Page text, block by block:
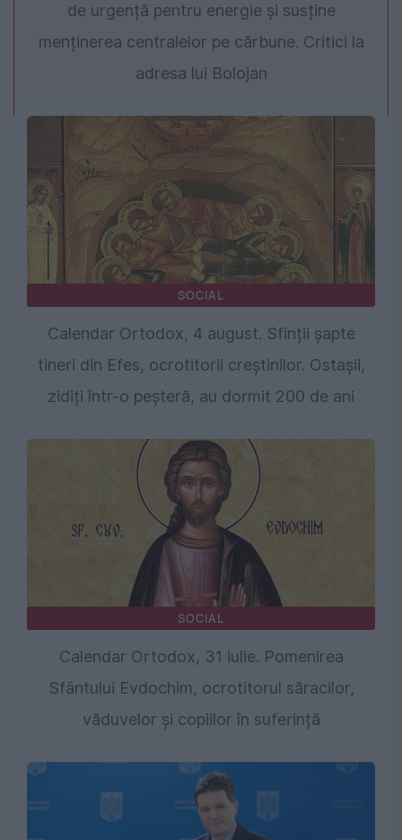
de urgență pentru energie și susține
menținerea centralelor pe cărbune. Critici la
adresa lui Bolojan
SOCIAL
Calendar Ortodox, 4 august. Sfinții şapte
tineri din Efes, ocrotitorii creștinilor. Ostașii,
zidiți într-o peșteră, au dormit 200 de ani
SOCIAL
Calendar Ortodox, 31 iulie. Pomenirea
Sfântului Evdochim, ocrotitorul săracilor,
văduvelor și copiilor în suferință